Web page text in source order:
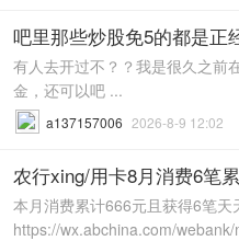
吧里那些炒股免5的都是正
有人去开过不？？我是很久之前
金，还可以吧 ...
a137157006 2026-8-9 12:02
农行xing/用卡8月消费6笔
本月消费累计666元且获得6笔天
https://wx.abchina.com/